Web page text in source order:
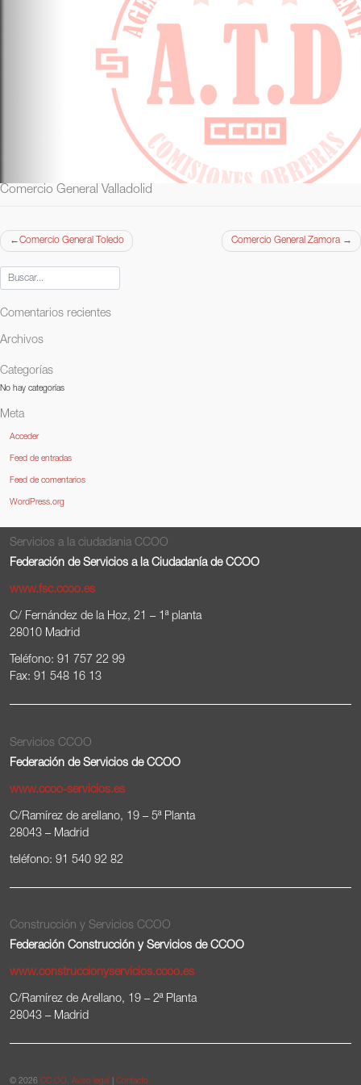
Comercio General Valladolid
Navegación
de
entradas
Comercio General Toledo Comercio General Zamora
Comentarios recientes
Archivos
Categorías
No hay categorías
Meta
Acceder
Feed de entradas
Feed de comentarios
WordPress.org
Servicios a la ciudadania CCOO
Federación de Servicios a la Ciudadanía de CCOO
www.fsc.ccoo.es
C/ Fernández de la Hoz, 21 – 1ª planta
28010 Madrid
Teléfono: 91 757 22 99
Fax: 91 548 16 13
Servicios CCOO
Federación de Servicios de CCOO
www.ccoo-servicios.es
C/Ramírez de arellano, 19 – 5ª Planta
28043 – Madrid
teléfono: 91 540 92 82
Construcción y Servicios CCOO
Federación Construcción y Servicios de CCOO
www.construccionyservicios.ccoo.es
C/Ramírez de Arellano, 19 – 2ª Planta
28043 – Madrid
© 2026 CC.OO. Aviso legal Contacto